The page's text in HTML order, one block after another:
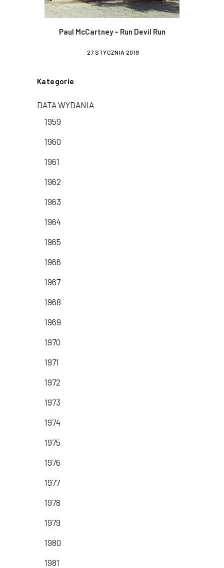
Paul McCartney – Run Devil Run
27 STYCZNIA 2019
Kategorie
DATA WYDANIA
1959
1960
1961
1962
1963
1964
1965
1966
1967
1968
1969
1970
1971
1972
1973
1974
1975
1976
1977
1978
1979
1980
1981